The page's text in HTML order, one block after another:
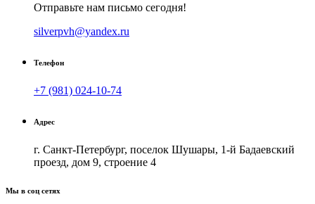
Отправьте нам письмо сегодня!
silverpvh@yandex.ru
Телефон
+7 (981) 024-10-74
Адрес
г. Санкт-Петербург, поселок Шушары, 1-й Бадаевский
проезд, дом 9, строение 4
Мы в соц сетях